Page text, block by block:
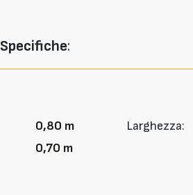
Specifiche:
0,80 m
Larghezza:
0,70 m